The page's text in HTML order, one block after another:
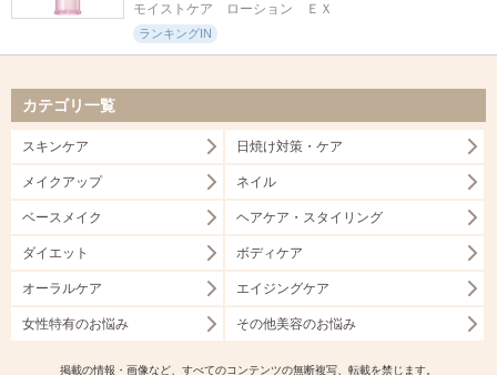
モイストケア　ローション　ＥＸ
ランキングIN
カテゴリ一覧
スキンケア 日焼け対策・ケア
メイクアップ ネイル
ベースメイク ヘアケア・スタイリング
ダイエット ボディケア
オーラルケア エイジングケア
女性特有のお悩み その他美容のお悩み
掲載の情報・画像など、すべてのコンテンツの無断複写、転載を禁じます。